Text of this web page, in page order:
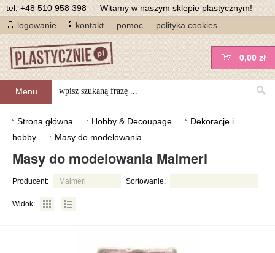
tel.+48 510 958 398 | Witamy w naszym sklepie plastycznym!
logowanie
kontakt pomoc polityka cookies
Menu
0,00 zł
Strona główna Hobby & Decoupage
Dekoracje i
hobby
Masy do modelowania
Masy do modelowania Maimeri
Producent: Maimeri Sortowanie:
Widok: